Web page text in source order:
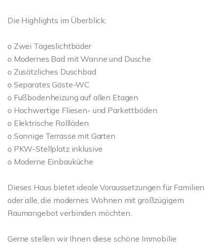
Die Highlights im Überblick:
o Zwei Tageslichtbäder
o Modernes Bad mit Wanne und Dusche
o Zusätzliches Duschbad
o Separates Gäste-WC
o Fußbodenheizung auf allen Etagen
o Hochwertige Fliesen- und Parkettböden
o Elektrische Rollläden
o Sonnige Terrasse mit Garten
o PKW-Stellplatz inklusive
o Moderne Einbauküche
Dieses Haus bietet ideale Voraussetzungen für Familien
oder alle, die modernes Wohnen mit großzügigem
Raumangebot verbinden möchten.
Gerne stellen wir Ihnen diese schöne Immobilie